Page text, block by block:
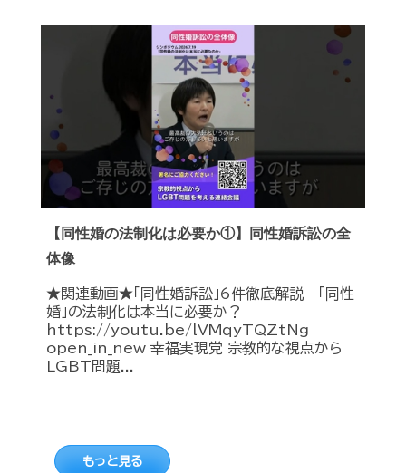
【同性婚の法制化は必要か①】同性婚訴訟の全
体像
★関連動画★「同性婚訴訟」6件徹底解説 「同性
婚」の法制化は本当に必要か？
https://youtu.be/lVMqyTQZtNg
open_in_new 幸福実現党 宗教的な視点から
LGBT問題...
もっと見る